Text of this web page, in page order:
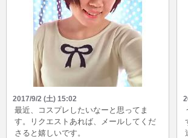
2017/9/2 (土) 15:02
最近、コスプレしたいなーと思ってま
す。リクエストあれば、メールしてくだ
さると嬉しいです。